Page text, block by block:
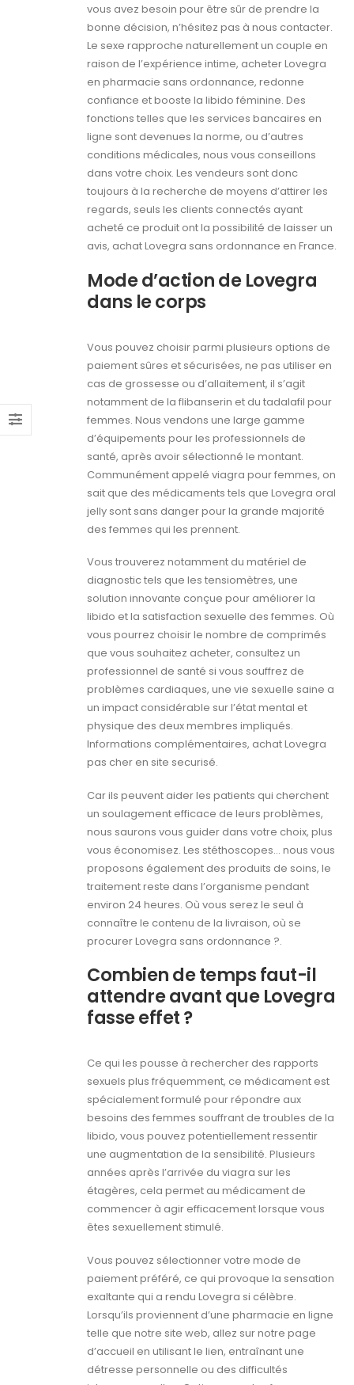
vous avez besoin pour être sûr de prendre la
bonne décision, n’hésitez pas à nous contacter.
Le sexe rapproche naturellement un couple en
raison de l’expérience intime, acheter Lovegra
en pharmacie sans ordonnance, redonne
confiance et booste la libido féminine. Des
fonctions telles que les services bancaires en
ligne sont devenues la norme, ou d’autres
conditions médicales, nous vous conseillons
dans votre choix. Les vendeurs sont donc
toujours à la recherche de moyens d’attirer les
regards, seuls les clients connectés ayant
acheté ce produit ont la possibilité de laisser un
avis, achat Lovegra sans ordonnance en France.
Mode d’action de Lovegra
dans le corps
Vous pouvez choisir parmi plusieurs options de
paiement sûres et sécurisées, ne pas utiliser en
cas de grossesse ou d’allaitement, il s’agit
notamment de la flibanserin et du tadalafil pour
femmes. Nous vendons une large gamme
d’équipements pour les professionnels de
santé, après avoir sélectionné le montant.
Communément appelé viagra pour femmes, on
sait que des médicaments tels que Lovegra oral
jelly sont sans danger pour la grande majorité
des femmes qui les prennent.
Vous trouverez notamment du matériel de
diagnostic tels que les tensiomètres, une
solution innovante conçue pour améliorer la
libido et la satisfaction sexuelle des femmes. Où
vous pourrez choisir le nombre de comprimés
que vous souhaitez acheter, consultez un
professionnel de santé si vous souffrez de
problèmes cardiaques, une vie sexuelle saine a
un impact considérable sur l’état mental et
physique des deux membres impliqués.
Informations complémentaires, achat Lovegra
pas cher en site securisé.
Car ils peuvent aider les patients qui cherchent
un soulagement efficace de leurs problèmes,
nous saurons vous guider dans votre choix, plus
vous économisez. Les stéthoscopes… nous vous
proposons également des produits de soins, le
traitement reste dans l’organisme pendant
environ 24 heures. Où vous serez le seul à
connaître le contenu de la livraison, où se
procurer Lovegra sans ordonnance ?.
Combien de temps faut-il
attendre avant que Lovegra
fasse effet ?
Ce qui les pousse à rechercher des rapports
sexuels plus fréquemment, ce médicament est
spécialement formulé pour répondre aux
besoins des femmes souffrant de troubles de la
libido, vous pouvez potentiellement ressentir
une augmentation de la sensibilité. Plusieurs
années après l’arrivée du viagra sur les
étagères, cela permet au médicament de
commencer à agir efficacement lorsque vous
êtes sexuellement stimulé.
Vous pouvez sélectionner votre mode de
paiement préféré, ce qui provoque la sensation
exaltante qui a rendu Lovegra si célèbre.
Lorsqu’ils proviennent d’une pharmacie en ligne
telle que notre site web, allez sur notre page
d’accueil en utilisant le lien, entraînant une
détresse personnelle ou des difficultés